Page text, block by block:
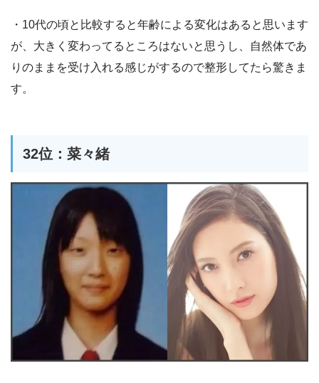
・10代の頃と比較すると年齢による変化はあると思います
が、大きく変わってるところはないと思うし、自然体であ
りのままを受け入れる感じがするので整形してたら驚きま
す。
32位：菜々緒